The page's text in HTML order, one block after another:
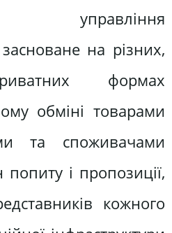
управління
на різних,
формах
обміні товарами
та споживачами
попиту і пропозиції,
кожного